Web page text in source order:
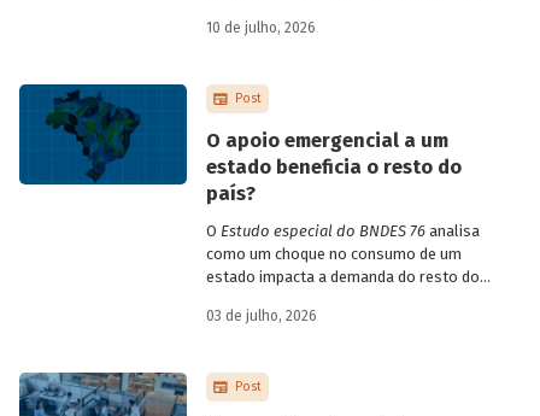
setor de atividade econômica.
associadas às variações de preços dos
ainda os microdados da Pnad Contínua
para analisar a evolução da renda dos
10 de julho, 2026
Post
O apoio emergencial a um
estado beneficia o resto do
país?
O Estudo especial do BNDES 76analisa
como um choque no consumo de um
estado impacta a demanda do resto do
Grande do Sul.
03 de julho, 2026
Post